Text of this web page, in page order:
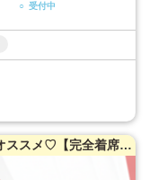
○ 受付中
【先着割引!!】開催確定!!21名突破★男性オススメ♡【完全着席★お席案内・席替えサポート】60名限定!!20・30代恋祭り★お盆休みの恋活大作戦!!!